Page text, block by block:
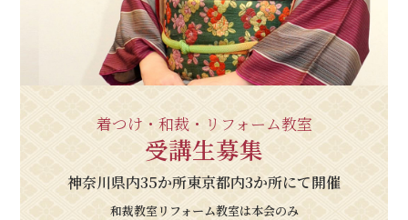
着つけ・和裁・リフォーム教室
受講生募集
神奈川県内35か所東京都内3か所にて開催
和裁教室リフォーム教室は本会のみ